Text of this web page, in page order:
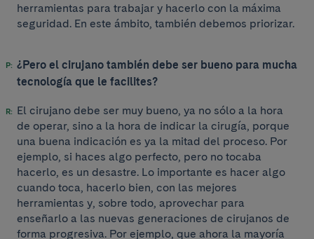
herramientas para trabajar y hacerlo con la máxima
seguridad. En este ámbito, también debemos priorizar.
¿Pero el cirujano también debe ser bueno para mucha
tecnología que le facilites?
El cirujano debe ser muy bueno, ya no sólo a la hora
de operar, sino a la hora de indicar la cirugía, porque
una buena indicación es ya la mitad del proceso. Por
ejemplo, si haces algo perfecto, pero no tocaba
hacerlo, es un desastre. Lo importante es hacer algo
cuando toca, hacerlo bien, con las mejores
herramientas y, sobre todo, aprovechar para
enseñarlo a las nuevas generaciones de cirujanos de
forma progresiva. Por ejemplo, que ahora la mayoría